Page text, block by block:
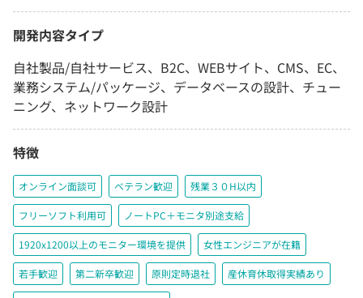
開発内容タイプ
自社製品/自社サービス、B2C、WEBサイト、CMS、EC、
業務システム/パッケージ、データベースの設計、チュー
ニング、ネットワーク設計
特徴
オンライン面談可 ベテラン歓迎 残業３０H以内
フリーソフト利用可 ノートPC＋モニタ別途支給
1920x1200以上のモニター環境を提供 女性エンジニアが在籍
若手歓迎 第二新卒歓迎 原則定時退社 産休育休取得実績あり